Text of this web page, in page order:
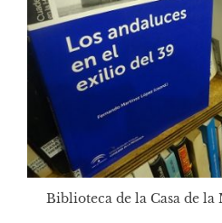
Biblioteca de la Casa de la